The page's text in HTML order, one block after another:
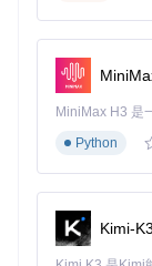
Python
Kimi-K3